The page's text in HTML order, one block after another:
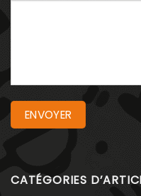
CATÉGORIES